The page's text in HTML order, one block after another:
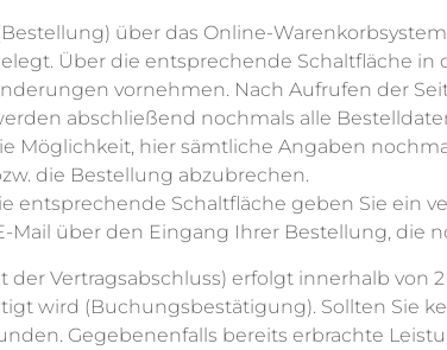
über das Online-
Über die entsprechende Schaltfläche in
vornehmen. Nach Aufrufen der
abschließend nochmals alle
Möglichkeit, hier sämtliche Angaben
die Bestellung abzubrechen.
entsprechende Schaltfläche geben Sie ein
Mail über den Eingang Ihrer Bestellung, die
Vertragsabschluss) erfolgt innerhalb von
wird (Buchungsbestätigung). Sollten Sie
Gegebenenfalls bereits erbrachte